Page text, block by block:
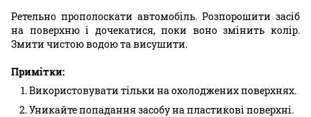
Ретельно прополоскати автомобіль. Розпорошити засіб
на поверхню і дочекатися, поки воно змінить колір.
Змити чистою водою та висушити.
Примітки:
Використовувати тільки на охолоджених поверхнях.
Уникайте попадання засобу на пластикові поверхні.